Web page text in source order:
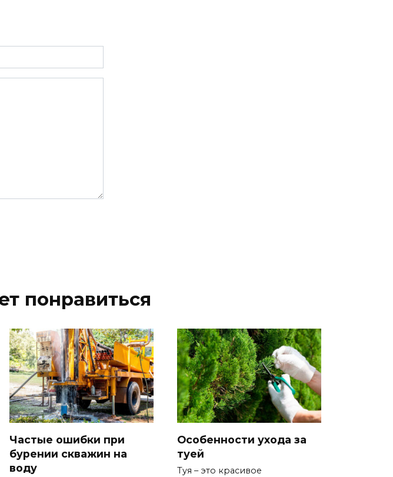
понравиться
Частые ошибки при
бурении скважин на
воду
Особенности ухода за
туей
Туя – это красивое